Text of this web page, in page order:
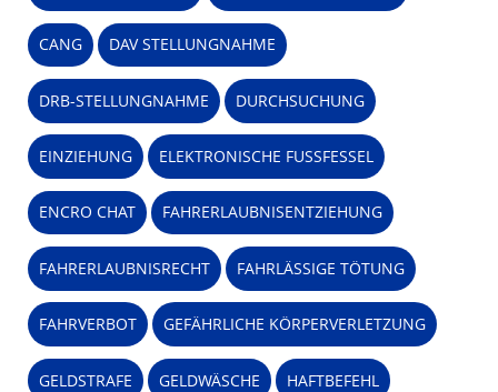
CANG DAV STELLUNGNAHME
DRB-STELLUNGNAHME DURCHSUCHUNG
EINZIEHUNG ELEKTRONISCHE FUSSFESSEL
ENCRO CHAT FAHRERLAUBNISENTZIEHUNG
FAHRERLAUBNISRECHT FAHRLÄSSIGE TÖTUNG
FAHRVERBOT GEFÄHRLICHE KÖRPERVERLETZUNG
GELDSTRAFE GELDWÄSCHE HAFTBEFEHL